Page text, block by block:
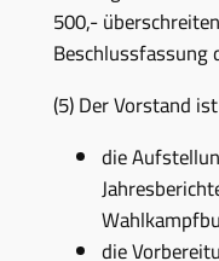
500,-
Beschlussfassung
(5) Der Vorstand
die
die